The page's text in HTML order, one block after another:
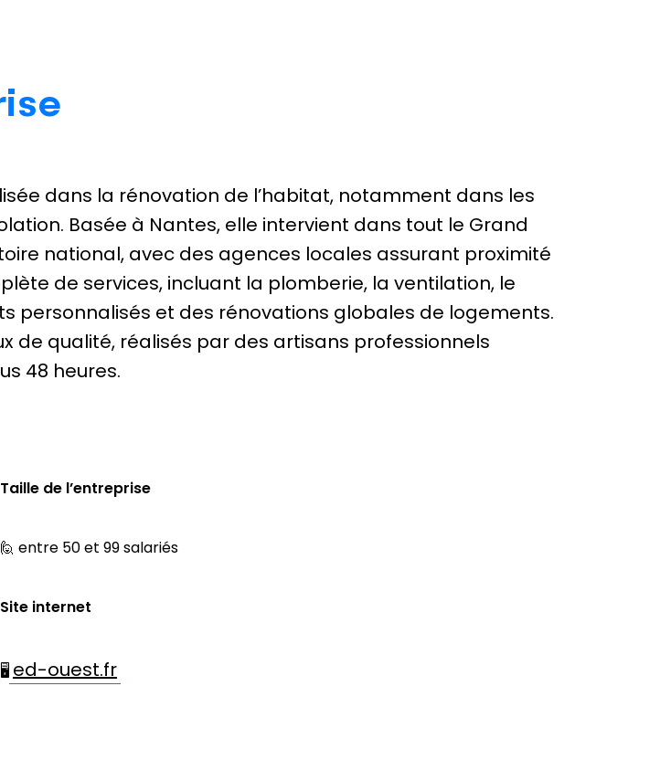
dans la rénovation de l’habitat, notamment dans les
Basée à Nantes, elle intervient dans tout le Grand
national, avec des agences locales assurant proximité
de services, incluant la plomberie, la ventilation, le
personnalisés et des rénovations globales de logements.
de qualité, réalisés par des artisans professionnels
48 heures.
Taille de l’entreprise
🙋 entre 50 et 99 salariés
Site internet
🖥️ ed-ouest.fr